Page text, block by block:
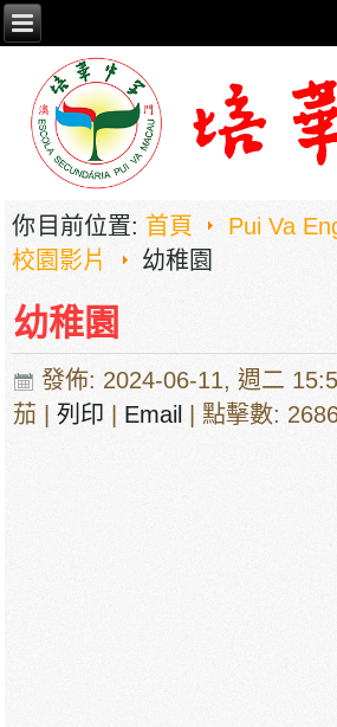
你目前位置: 首頁
Pui Va
校園影片
幼稚園
幼稚園
發佈: 2024-06-11, 週二
茄 |列印 Email | 點擊數: